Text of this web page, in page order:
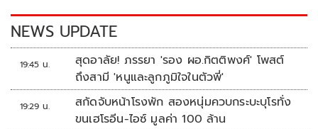
k k
NEWS UPDATE
19:45 น.
สุดอาลัย! ภรรยา 'รอง ผอ.กิตติพงศ์' โพสต์
ถึงสามี 'หนูและลูกภูมิใจในตัวพี่'
19:29 น.
สกัดจับหน้าโรงพัก สองหนุ่มควบกระบะบุโรทั่ง
ขนเฮโรอีน-ไอซ์ มูลค่า 100 ล้าน